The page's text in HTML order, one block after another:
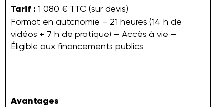
Tarif : 1 080 € TTC (sur devis)
Format en autonomie – 21 heures (14 h de
vidéos + 7 h de pratique) – Accès à vie –
Éligible aux financements publics
Avantages